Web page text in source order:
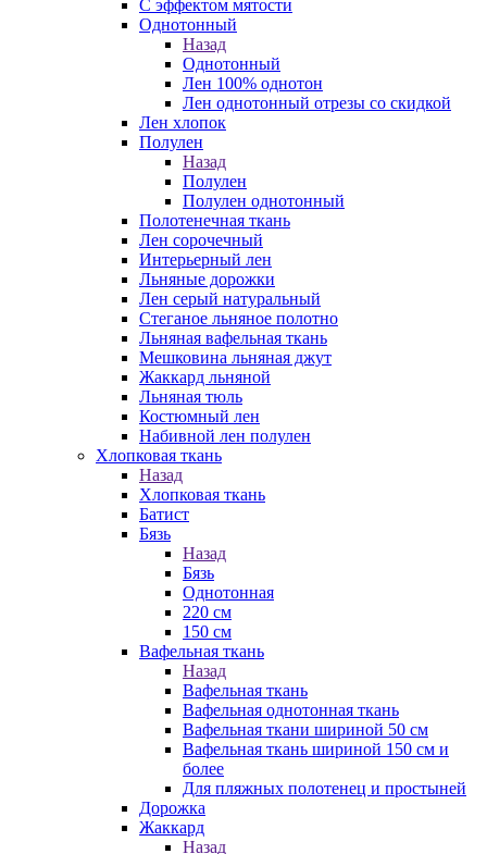
С эффектом мятости
Однотонный
Назад
Однотонный
Лен 100% однотон
Лен однотонный отрезы со скидкой
Лен хлопок
Полулен
Назад
Полулен
Полулен однотонный
Полотенечная ткань
Лен сорочечный
Интерьерный лен
Льняные дорожки
Лен серый натуральный
Стеганое льняное полотно
Льняная вафельная ткань
Мешковина льняная джут
Жаккард льняной
Льняная тюль
Костюмный лен
Набивной лен полулен
Хлопковая ткань
Назад
Хлопковая ткань
Батист
Бязь
Назад
Бязь
Однотонная
220 см
150 см
Вафельная ткань
Назад
Вафельная ткань
Вафельная однотонная ткань
Вафельная ткани шириной 50 см
Вафельная ткань шириной 150 см и
более
Для пляжных полотенец и простыней
Дорожка
Жаккард
Назад